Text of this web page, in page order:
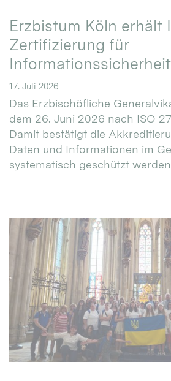
Erzbistum Köln erhält
Zertifizierung für
Informationssicherheit
17. Juli 2026
Das Erzbischöfliche
dem 26. Juni 2026 nach ISO
Damit bestätigt die
Daten und Informationen im
systematisch geschützt